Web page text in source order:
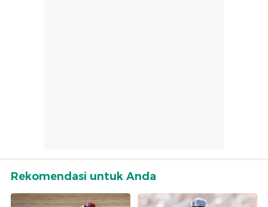
Rekomendasi untuk Anda